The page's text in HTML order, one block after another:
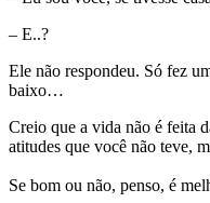
– E..?
Ele não respondeu. Só fez
baixo…
Creio que a vida não é feita
atitudes que você não teve,
Se bom ou não, penso, é